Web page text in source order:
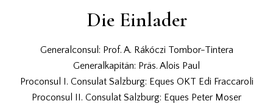
Die Einlader
Generalconsul: Prof. A. Rákóczi Tombor-Tintera
Generalkapitän: Präs. Alois Paul
Proconsul I. Consulat Salzburg: Eques OKT Edi Fraccaroli
Proconsul II. Consulat Salzburg: Eques Peter Moser